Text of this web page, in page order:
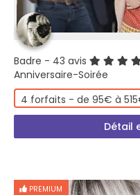
Badre - 43 avis
Anniversaire-Soirée
4 forfaits - de 95€ à
Détail
PREMIUM